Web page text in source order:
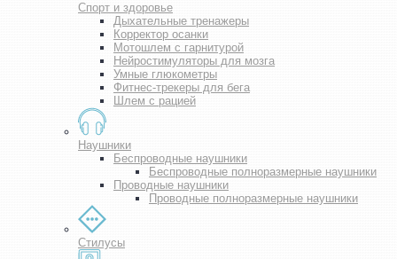
Спорт и здоровье
Дыхательные тренажеры
Корректор осанки
Мотошлем с гарнитурой
Нейростимуляторы для мозга
Умные глюкометры
Фитнес-трекеры для бега
Шлем с рацией
Наушники
Беспроводные наушники
Беспроводные полноразмерные наушники
Проводные наушники
Проводные полноразмерные наушники
Стилусы